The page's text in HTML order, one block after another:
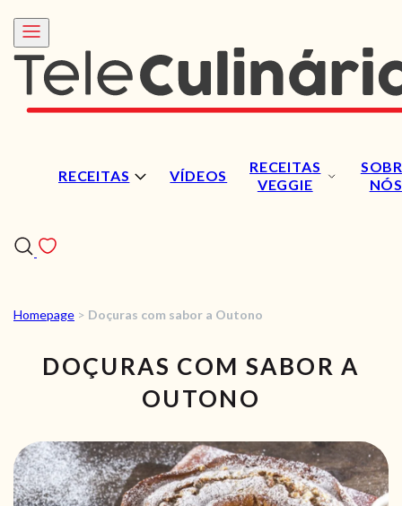
RECEITAS VÍDEOS
RECEITAS
VEGGIE
NÓS
RECEITAS
VÍDEOS
RECEITAS VEGGIE
SOBRE NÓS
LOJA ONLINE
Homepage > Doçuras com sabor a Outono
DOÇURAS COM SABOR A
OUTONO